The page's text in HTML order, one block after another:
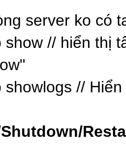
server ko có
show // hiển thị
showlogs //